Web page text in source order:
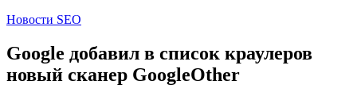
Новости SEO
Google добавил в список краулеров
новый сканер GoogleOther